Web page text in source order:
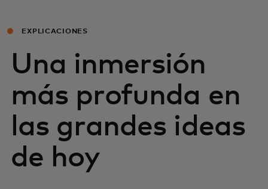
EXPLICACIONES
Una inmersión
más profunda en
las grandes ideas
de hoy